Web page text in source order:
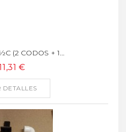
(2 CODOS + 1...
€
DETALLES